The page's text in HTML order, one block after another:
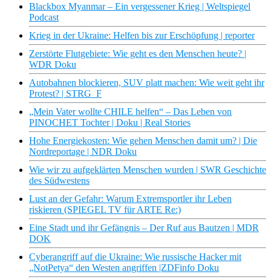
Blackbox Myanmar – Ein vergessener Krieg | Weltspiegel
Podcast
Krieg in der Ukraine: Helfen bis zur Erschöpfung | reporter
Zerstörte Flutgebiete: Wie geht es den Menschen heute? |
WDR Doku
Autobahnen blockieren, SUV platt machen: Wie weit geht ihr
Protest? | STRG_F
„Mein Vater wollte CHILE helfen“ – Das Leben von
PINOCHET Tochter | Doku | Real Stories
Hohe Energiekosten: Wie gehen Menschen damit um? | Die
Nordreportage | NDR Doku
Wie wir zu aufgeklärten Menschen wurden | SWR Geschichte
des Südwestens
Lust an der Gefahr: Warum Extremsportler ihr Leben
riskieren (SPIEGEL TV für ARTE Re:)
Eine Stadt und ihr Gefängnis – Der Ruf aus Bautzen | MDR
DOK
Cyberangriff auf die Ukraine: Wie russische Hacker mit
„NotPetya“ den Westen angriffen |ZDFinfo Doku